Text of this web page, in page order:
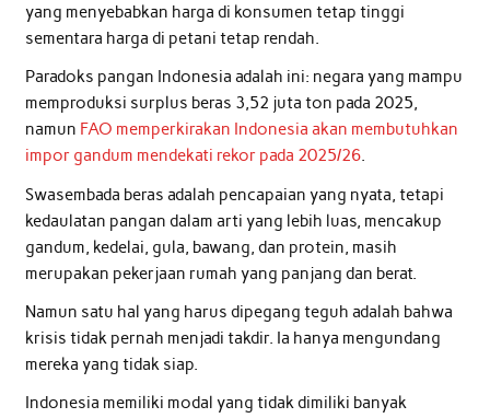
yang menyebabkan harga di konsumen tetap tinggi
sementara harga di petani tetap rendah.
Paradoks pangan Indonesia adalah ini: negara yang mampu
memproduksi surplus beras 3,52 juta ton pada 2025,
namun FAO memperkirakan Indonesia akan membutuhkan
impor gandum mendekati rekor pada 2025/26.
Swasembada beras adalah pencapaian yang nyata, tetapi
kedaulatan pangan dalam arti yang lebih luas, mencakup
gandum, kedelai, gula, bawang, dan protein, masih
merupakan pekerjaan rumah yang panjang dan berat.
Namun satu hal yang harus dipegang teguh adalah bahwa
krisis tidak pernah menjadi takdir. Ia hanya mengundang
mereka yang tidak siap.
Indonesia memiliki modal yang tidak dimiliki banyak